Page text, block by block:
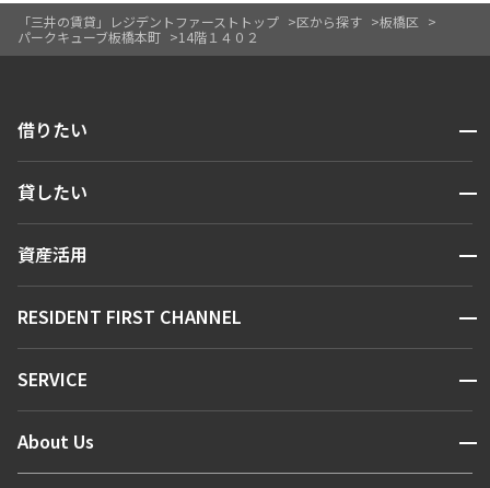
「三井の賃貸」レジデントファーストトップ 区から探す
板橋区
パークキューブ板橋本町
14階１４０２
借りたい 開閉
人気エリアから探す
新着情報から探す
新着募集情報
貸したい 開閉
お問い合わせ
資産活用 開閉
お問い合わせ
RESIDENT FIRST CHANNEL 開閉
マンションレポート
住まいのコラム
SERVICE 開閉
会員ページ
About Us 開閉